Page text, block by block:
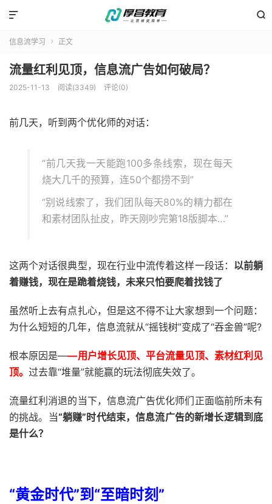


信息流学习  正文
流量红利见顶，信息流广告如何破局？
2025-11-13 阅读(3349) 评论(0)
前几天，听到两个优化师的对话：
“前几天我一天能跑100多条线索，现在每天
烧大几千的预算，连50个都捞不到”
“别说线索了，我们团队每天80%的精力都在
和素材团队扯皮，昨天刚吵完第18版脚本…”
这两个对话很典型，现在行业中流传着这样一段话： 以前躺
着赚钱，现在是跪着烧钱，未来只怕要爬着找钱了
虽然听上去有点扎心，但是这不得不让大家想到一个问题：
为什么短短的几年，信息流就从“摇钱树”变成了“吞金兽”呢?
根本原因是——用户增长见顶、平台流量见顶、素材红利见
顶。 过去靠“堆量”就能赢的玩法彻底失效了。
流量红利消退的当下，信息流广告优化师们正面临前所未有
的挑战。当“躺赚”时代结束，信息流广告的新增长逻辑到底
是什么？
“黄金时代”到“至暗时刻”